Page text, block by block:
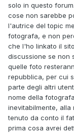
solo in questo
cose non sarebbe
l'autrice del topic
fotografa, e non
che l'ho linkato il
discussione se non
quelle foto
repubblica, per cui
parte degli altri
nome della
inevitabilmente, alla
tenuto da conto il
prima cosa avrei